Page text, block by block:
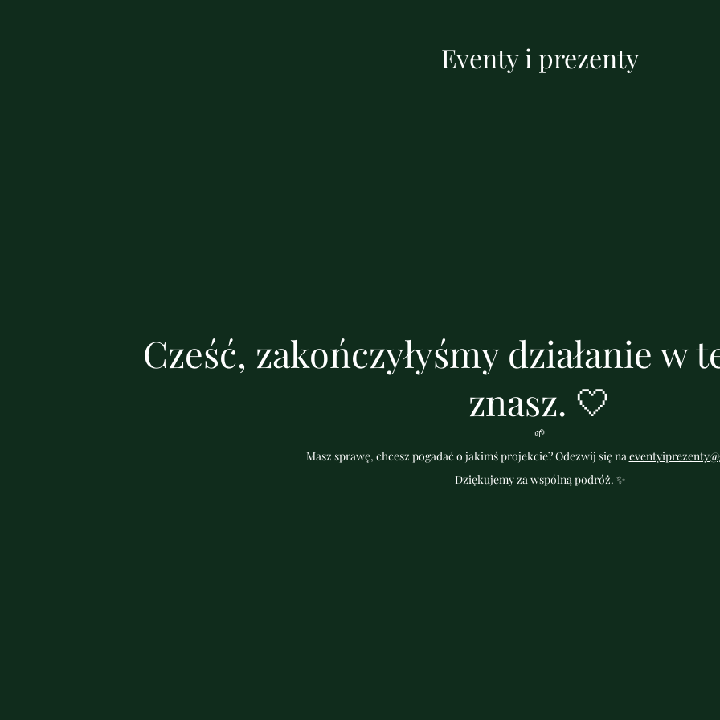
Eventy i prezenty
Cześć, zakończyłyśmy działanie w
znasz. 🤍
🌱
Masz sprawę, chcesz pogadać o jakimś projekcie? Odezwij się na
Dziękujemy za wspólną podróż. ✨